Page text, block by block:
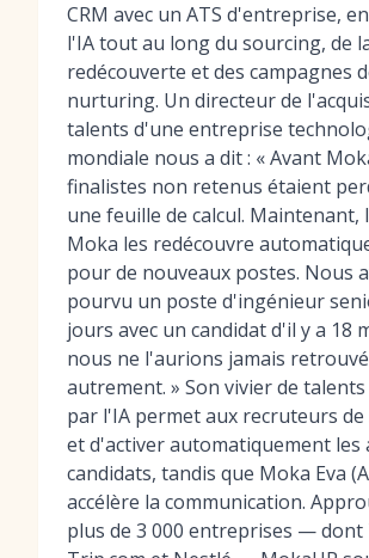
CRM avec un ATS d'entreprise,
l'IA tout au long du sourcing, de
redécouverte et des campagnes
nurturing. Un directeur de
talents d'une entreprise
mondiale nous a dit : « Avant
finalistes non retenus étaient
une feuille de calcul. Maintenant,
Moka les redécouvre
pour de nouveaux postes. Nous
pourvu un poste d'ingénieur
jours avec un candidat d'il y a 18
nous ne l'aurions jamais retrouvé
autrement. » Son vivier de
par l'IA permet aux recruteurs
et d'activer automatiquement les
candidats, tandis que Moka Eva
accélère la communication.
plus de 3 000 entreprises — dont